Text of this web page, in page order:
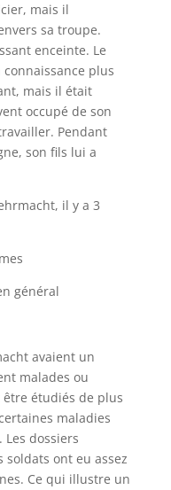
mais il
sa troupe.
enceinte. Le
plus
mais il était
occupé de son
Pendant
son fils lui a
il y a 3
général
avaient un
malades ou
être étudiés de plus
maladies
dossiers
ont eu assez
Ce qui illustre un